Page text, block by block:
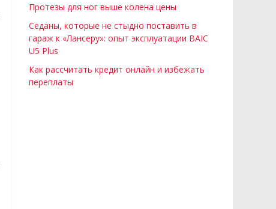
Протезы для ног выше колена цены
Седаны, которые не стыдно поставить в
гараж к «Лансеру»: опыт эксплуатации BAIC
U5 Plus
Как рассчитать кредит онлайн и избежать
переплаты